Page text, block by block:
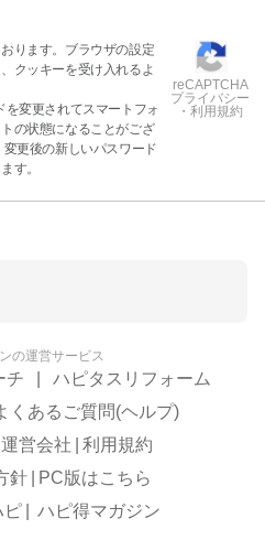
ります。ブラウザの設定
クッキーを受け入れるよ
変更されてスマートフォ
の状態になることがござ
更後の新しいパスワード
す。
reCAPTCHA
プライバシー
・利用規約
の運営サービス
チ
ハピタスリフォーム
くあるご質問(ヘルプ)
運営会社
利用規約
針
PC版はこちら
ピ
ハピ得マガジン